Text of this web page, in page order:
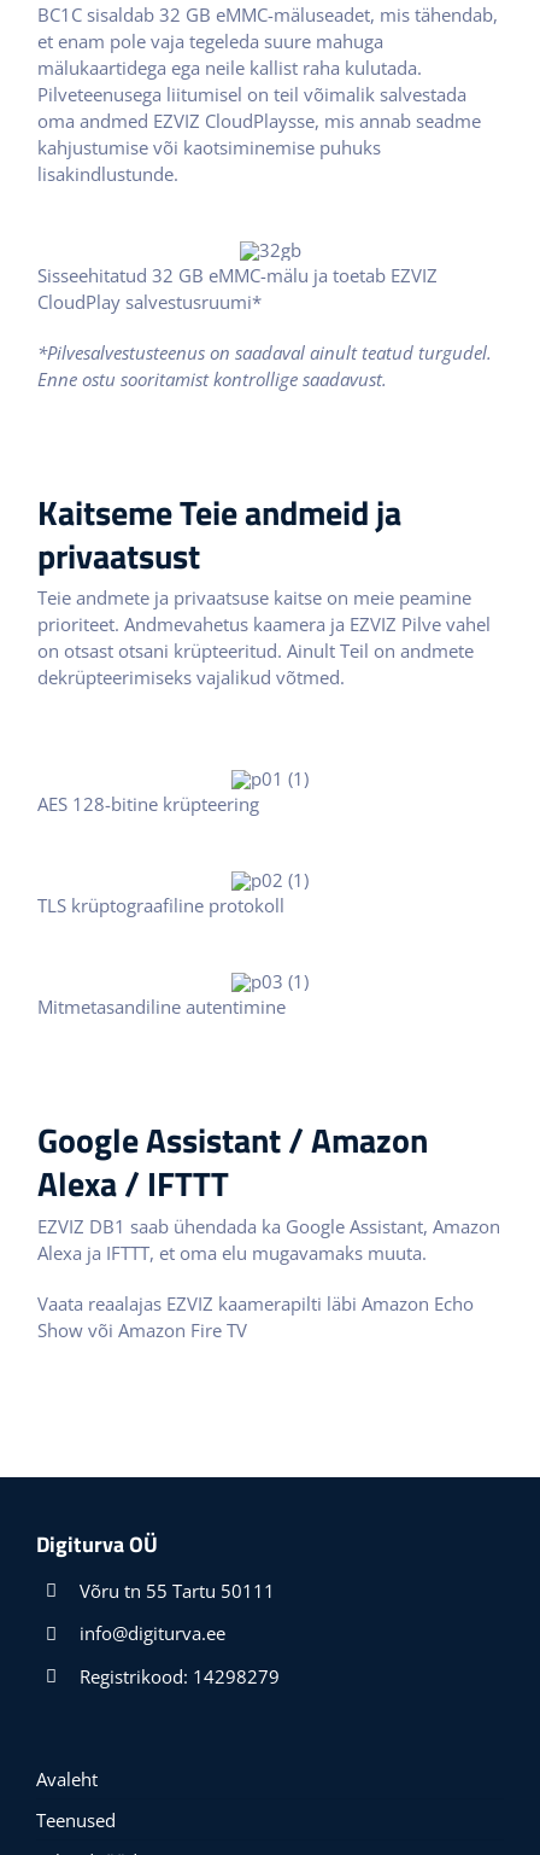
BC1C sisaldab 32 GB eMMC-mäluseadet, mis tähendab,
et enam pole vaja tegeleda suure mahuga
mälukaartidega ega neile kallist raha kulutada.
Pilveteenusega liitumisel on teil võimalik salvestada
oma andmed EZVIZ CloudPlaysse, mis annab seadme
kahjustumise või kaotsiminemise puhuks
lisakindlustunde.
Sisseehitatud 32 GB eMMC-mälu ja toetab EZVIZ
CloudPlay salvestusruumi*
*Pilvesalvestusteenus on saadaval ainult teatud turgudel.
Enne ostu sooritamist kontrollige saadavust.
Kaitseme Teie andmeid ja
privaatsust
Teie andmete ja privaatsuse kaitse on meie peamine
prioriteet. Andmevahetus kaamera ja EZVIZ Pilve vahel
on otsast otsani krüpteeritud. Ainult Teil on andmete
dekrüpteerimiseks vajalikud võtmed.
AES 128-bitine krüpteering
TLS krüptograafiline protokoll
Mitmetasandiline autentimine
Google Assistant / Amazon
Alexa / IFTTT
EZVIZ DB1 saab ühendada ka Google Assistant, Amazon
Alexa ja IFTTT, et oma elu mugavamaks muuta.
Vaata reaalajas EZVIZ kaamerapilti läbi Amazon Echo
Show või Amazon Fire TV
Digiturva OÜ
Võru tn 55 Tartu 50111
info@digiturva.ee
Registrikood: 14298279
Avaleht
Teenused